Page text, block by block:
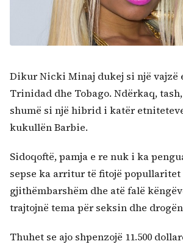
Dikur Nicki Minaj dukej si një vajzë
Trinidad dhe Tobago. Ndërkaq,
shumë si një hibrid i katër
kukullën Barbie.
Sidoqoftë, pamja e re nuk i ka
sepse ka arritur të fitojë popullaritet
gjithëmbarshëm dhe atë falë
trajtojnë tema për seksin dhe
Thuhet se ajo shpenzojë 11.500